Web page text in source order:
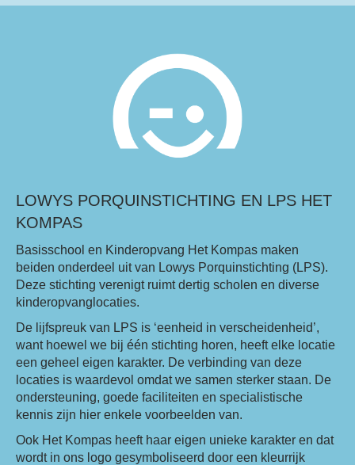
LOWYS PORQUINSTICHTING EN LPS HET
KOMPAS
Basisschool en Kinderopvang Het Kompas maken
beiden onderdeel uit van Lowys Porquinstichting (LPS).
Deze stichting verenigt ruimt dertig scholen en diverse
kinderopvanglocaties.
De lijfspreuk van LPS is ‘eenheid in verscheidenheid’,
want hoewel we bij één stichting horen, heeft elke locatie
een geheel eigen karakter. De verbinding van deze
locaties is waardevol omdat we samen sterker staan. De
ondersteuning, goede faciliteiten en specialistische
kennis zijn hier enkele voorbeelden van.
Ook Het Kompas heeft haar eigen unieke karakter en dat
wordt in ons logo gesymboliseerd door een kleurrijk